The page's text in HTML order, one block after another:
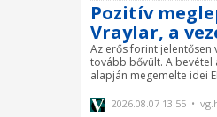
Pozitív
Vraylar, a
Az erős forint jelentősen
tovább bővült. A bevétel
alapján megemelte idei
2026.08.07 13:55 •